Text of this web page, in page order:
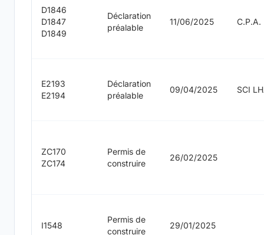
D1846
D1847
D1849
Déclaration
préalable
11/06/2025 C.P.A.
E2193
E2194
Déclaration
préalable
09/04/2025 SCI
ZC170
ZC174
Permis de
construire
26/02/2025
I1548
Permis de
construire
29/01/2025